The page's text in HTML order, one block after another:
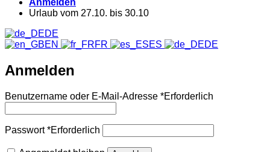
Anmelden
Urlaub vom 27.10. bis 30.10
DE
EN
FR ES DE
Anmelden
Benutzername oder E-Mail-Adresse *Erforderlich
Passwort*Erforderlich